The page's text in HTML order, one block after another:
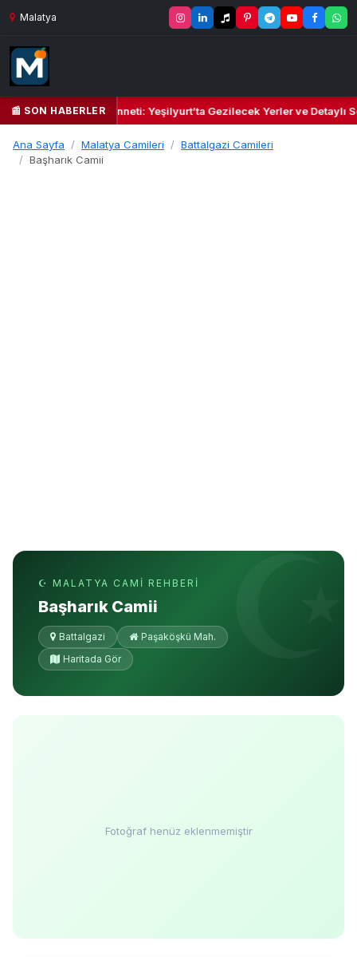
Malatya
📰 SON HABERLER
Kalbi ve Kültür Cenneti: Yeşilyurt’ta Gezilecek Yerler ve Detaylı
Ana Sayfa Malatya Camileri
Battalgazi Camileri
Başharık Camii
☪ MALATYA CAMI REHBERI
Başharık Camii
Battalgazi
Paşaköşkü Mah.
Haritada Gör
Fotoğraf henüz eklenmemiştir